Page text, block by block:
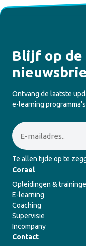
Blijf op
Ontvang de laatste
e-learning
Email
Te allen tijde op te
Corael
Opleidingen &
E-learning
Coaching
Supervisie
Incompany
Contact